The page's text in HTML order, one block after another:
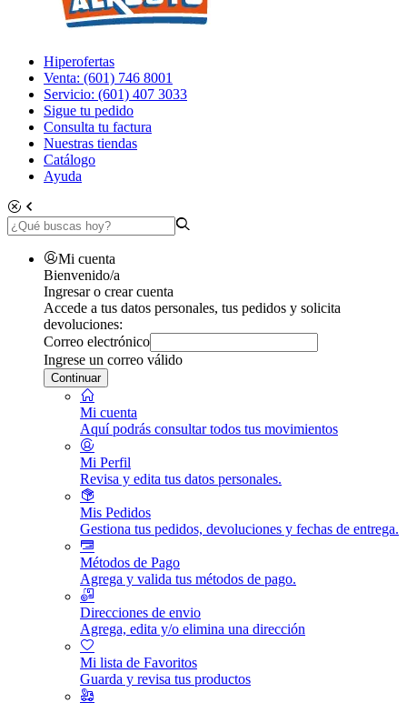
Hiperofertas
Venta: (601) 746 8001
Servicio: (601) 407 3033
Sigue tu pedido
Consulta tu factura
Nuestras tiendas
Catálogo
Ayuda
Mi cuenta
Bienvenido/a
Ingresar o crear cuenta
Accede a tus datos personales, tus pedidos y solicita
devoluciones:
Correo electrónico
Ingrese un correo válido
Continuar
Mi cuenta
Aquí podrás consultar todos tus movimientos
Mi Perfil
Revisa y edita tus datos personales.
Mis Pedidos
Gestiona tus pedidos, devoluciones y fechas de entrega.
Métodos de Pago
Agrega y valida tus métodos de pago.
Direcciones de envio
Agrega, edita y/o elimina una dirección
Mi lista de Favoritos
Guarda y revisa tus productos